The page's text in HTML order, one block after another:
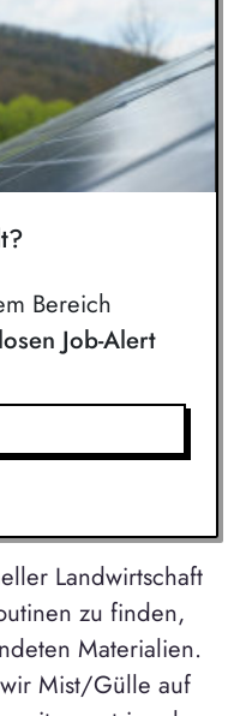
Bereich
Job-Alert
Landwirtschaft
zu finden,
Materialien.
Mist/Gülle auf